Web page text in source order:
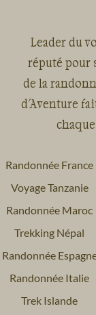
Leader du
réputé pour
de la
d'Aventure
Randonnée France
Voyage Tanzanie
Randonnée Maroc
Trekking Népal
Randonnée
Randonnée Italie
Trek Islande